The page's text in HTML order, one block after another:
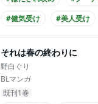
#健気受け
#美人受け
#シリアス
#年上・年下
#黒髪攻め
それは春の終わりに
野白ぐり
BLマンガ
既刊1巻